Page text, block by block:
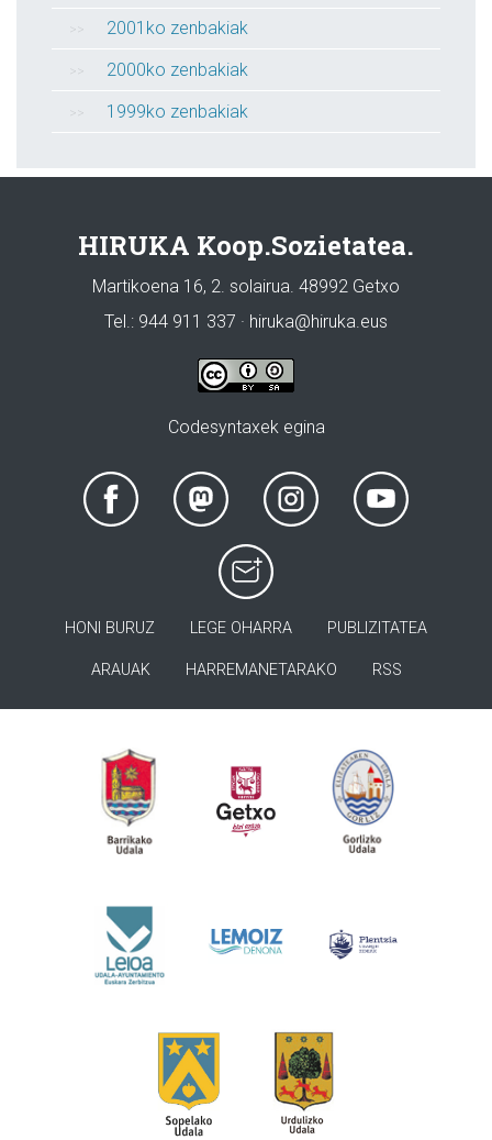
2001ko zenbakiak
2000ko zenbakiak
1999ko zenbakiak
HIRUKA Koop.Sozietatea.
Martikoena 16, 2. solairua. 48992 Getxo
Tel.: 944 911 337 · hiruka@hiruka.eus
Codesyntaxek egina
HONI BURUZ LEGE OHARRA PUBLIZITATEA
ARAUAK HARREMANETARAKO RSS